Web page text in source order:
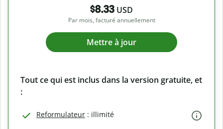
$8.33 USD
Par mois, facturé annuellement
Mettre à jour
Tout ce qui est inclus dans la version gratuite, et
:
Reformulateur : illimité